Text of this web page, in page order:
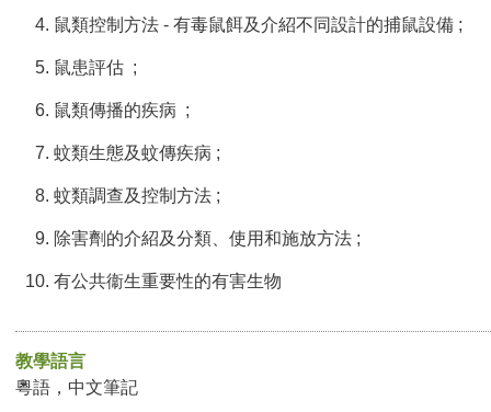
鼠類控制方法 - 有毒鼠餌及介紹不同設計的捕鼠設備 ;
鼠患評估 ;
鼠類傳播的疾病 ;
蚊類生態及蚊傳疾病 ;
蚊類調查及控制方法 ;
除害劑的介紹及分類、使用和施放方法 ;
有公共衞生重要性的有害生物
教學語言
粵語，中文筆記